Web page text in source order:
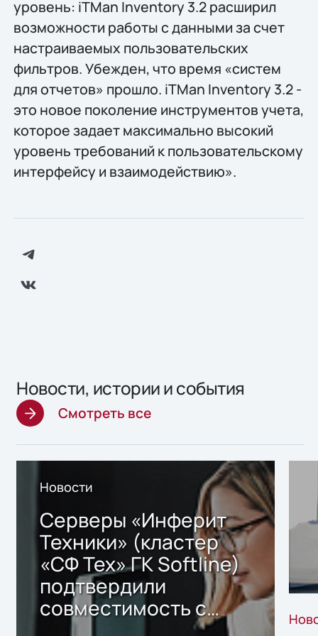
уровень: iTMan Inventory 3.2 расширил
возможности работы с данными за счет
настраиваемых пользовательских
фильтров. Убежден, что время «систем
для отчетов» прошло. iTMan Inventory 3.2 -
это новое поколение инструментов учета,
которое задает максимально высокий
уровень требований к пользовательскому
интерфейсу и взаимодействию».
Новости, истории и события
Смотреть все
Новости
Серверы «Инферит
Техники» (кластер
«СФ Тех» ГК Softline)
подтвердили
совместимость с
решением Sharx